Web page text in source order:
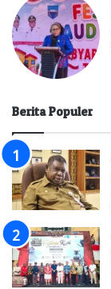
Berita Populer